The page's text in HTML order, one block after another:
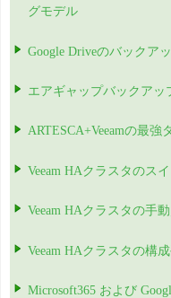
グモデル
Google Driveのバックア
エアギャップバックア
ARTESCA+Veeamの最強
Veeam HAクラスタのス
Veeam HAクラスタの手
Veeam HAクラスタの構
Microsoft365 および